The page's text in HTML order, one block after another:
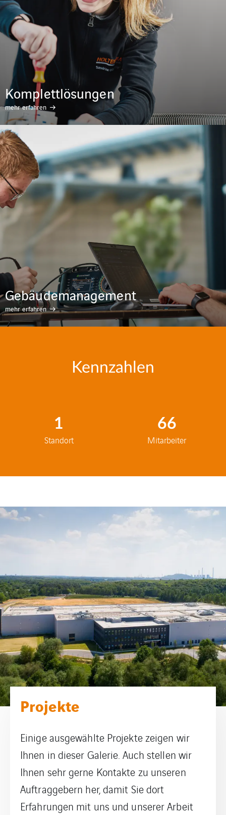
Komplettlösungen
mehr erfahren
Gebäudemanagement
mehr erfahren
Kennzahlen
1
Standort
66
Mitarbeiter
Projekte
Einige ausgewählte Projekte zeigen wir
Ihnen in dieser Galerie. Auch stellen wir
Ihnen sehr gerne Kontakte zu unseren
Auftraggebern her, damit Sie dort
Erfahrungen mit uns und unserer Arbeit